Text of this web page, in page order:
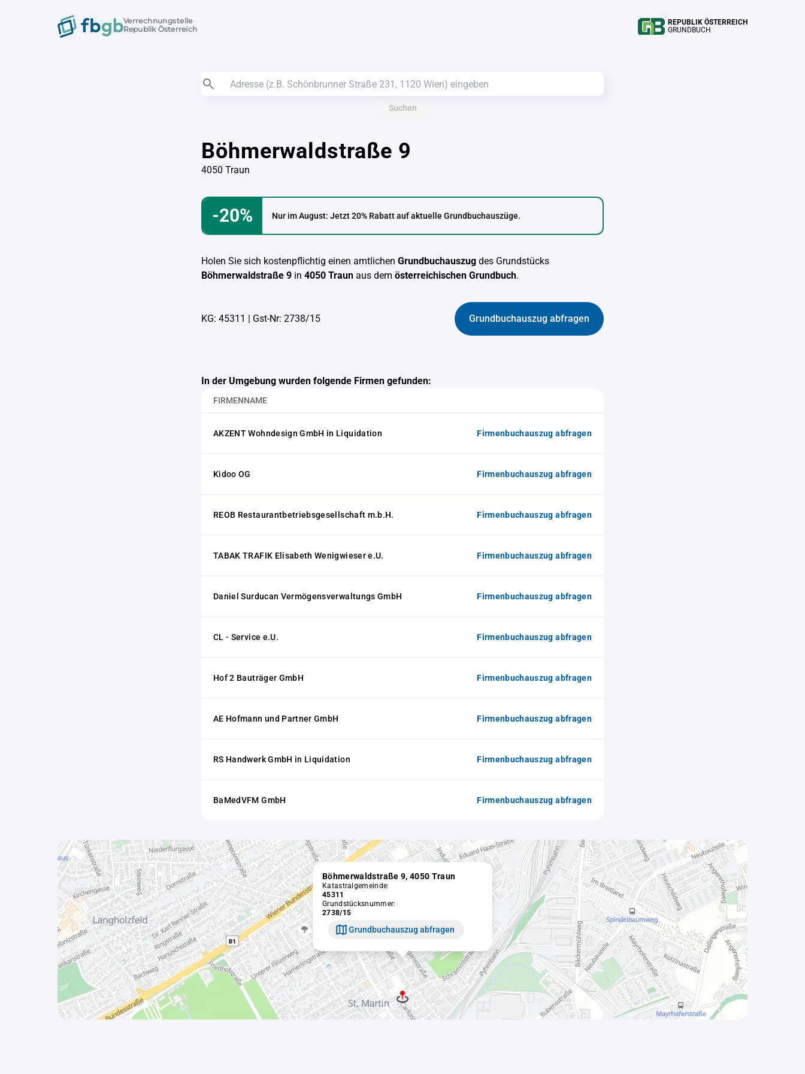
Verrechnungstelle
Republik Österreich
REPUBLIK ÖSTERREICH
GRUNDBUCH
Suchen
Böhmerwaldstraße 9
4050 Traun
-20% Nur im August: Jetzt 20% Rabatt auf aktuelle Grundbuchauszüge.
Holen Sie sich kostenpflichtig einen amtlichen Grundbuchauszug des Grundstücks
Böhmerwaldstraße 9 in 4050 Traun aus dem österreichischen Grundbuch.
KG: 45311 | Gst-Nr: 2738/15 Grundbuchauszug abfragen
In der Umgebung wurden folgende Firmen gefunden:
FIRMENNAME
AKZENT Wohndesign GmbH in Liquidation Firmenbuchauszug abfragen
Kidoo OG Firmenbuchauszug abfragen
REOB Restaurantbetriebsgesellschaft m.b.H. Firmenbuchauszug abfragen
TABAK TRAFIK Elisabeth Wenigwieser e.U. Firmenbuchauszug abfragen
Daniel Surducan Vermögensverwaltungs GmbH Firmenbuchauszug abfragen
CL - Service e.U. Firmenbuchauszug abfragen
Hof 2 Bauträger GmbH Firmenbuchauszug abfragen
AE Hofmann und Partner GmbH Firmenbuchauszug abfragen
RS Handwerk GmbH in Liquidation Firmenbuchauszug abfragen
BaMedVFM GmbH Firmenbuchauszug abfragen
Böhmerwaldstraße 9, 4050 Traun
Katastralgemeinde:
45311
Grundstücksnummer:
2738/15
Grundbuchauszug abfragen